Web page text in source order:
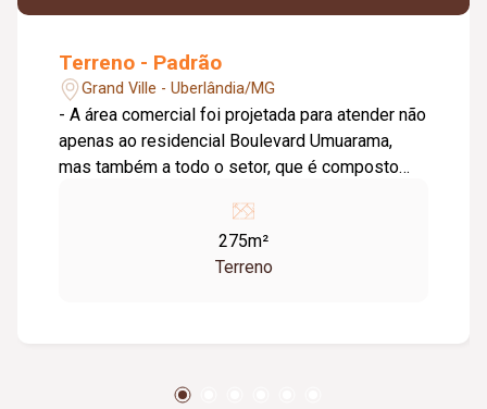
Terreno - Padrão
Grand Ville - Uberlândia/MG
- A área comercial foi projetada para atender não
apenas ao residencial Boulevard Umuarama,
mas também a todo o setor, que é composto
carece de determinados tipos de comércio,
especialmente nos segmentos de conveniência,
alimentação, gastronomia e serviços, - Mais de
275m²
Terreno